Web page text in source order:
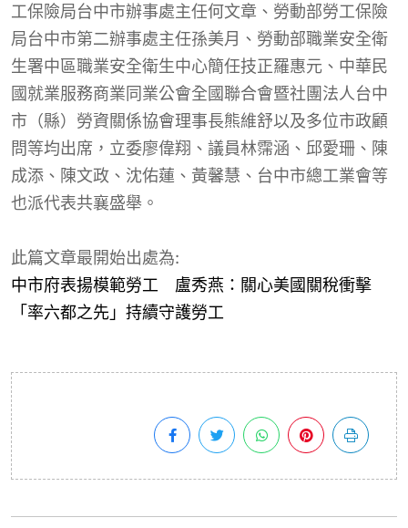
工保險局台中市辦事處主任何文章、勞動部勞工保險
局台中市第二辦事處主任孫美月、勞動部職業安全衛
生署中區職業安全衛生中心簡任技正羅惠元、中華民
國就業服務商業同業公會全國聯合會暨社團法人台中
市（縣）勞資關係協會理事長熊維舒以及多位市政顧
問等均出席，立委廖偉翔、議員林霈涵、邱愛珊、陳
成添、陳文政、沈佑蓮、黃馨慧、台中市總工業會等
也派代表共襄盛舉。
此篇文章最開始出處為:
中市府表揚模範勞工 盧秀燕：關心美國關稅衝擊
「率六都之先」持續守護勞工